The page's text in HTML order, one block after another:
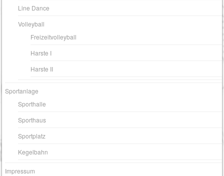
Line Dance
Volleyball
Freizeitvolleyball
Harste I
Harste II
Sportanlage
Sporthalle
Sporthaus
Sportplatz
Kegelbahn
Impressum